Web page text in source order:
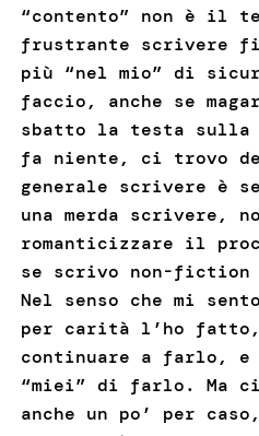
“contento” non è il
frustrante scrivere
più “nel mio” di
faccio, anche se
sbatto la testa sulla
fa niente, ci trovo
generale scrivere è
una merda scrivere,
romanticizzare il
se scrivo non-fiction
Nel senso che mi
per carità l’ho
continuare a farlo, e
“miei” di farlo. Ma
anche un po’ per